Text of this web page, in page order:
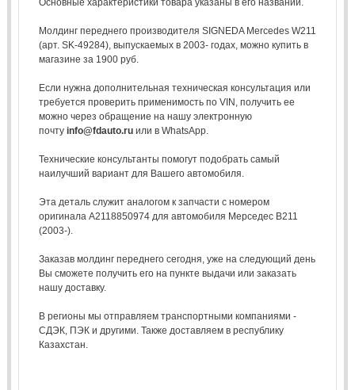
Основные характеристики товара указаны в его названии.
Молдинг переднего производителя SIGNEDA Mercedes W211
(арт. SK-49284), выпускаемых в 2003- годах, можно купить в
магазине за 1900 руб.
Если нужна дополнительная техническая консультация или
требуется проверить применимость по VIN, получить ее
можно через обращение на нашу электронную
почту info@fdauto.ruили в WhatsApp.
Технические консультанты помогут подобрать самый
наилучший вариант для Вашего автомобиля.
Эта деталь служит аналогом к запчасти с номером
оригинала A2118850974 для автомобиля Мерседес В211
(2003-).
Заказав молдинг переднего сегодня, уже на следующий день
Вы сможете получить его на пункте выдачи или заказать
нашу доставку.
В регионы мы отправляем транспортными компаниями -
СДЭК, ПЭК и другими. Также доставляем в республику
Казахстан.